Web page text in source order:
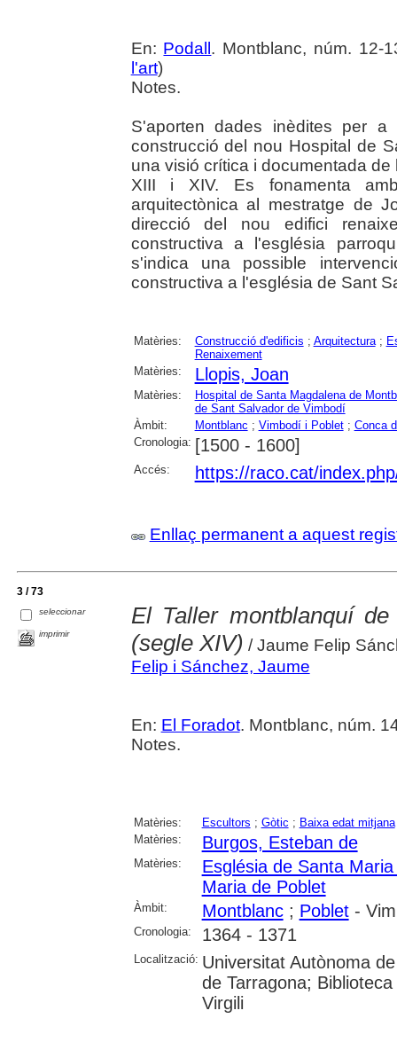
En: Podall . Montblanc, núm. 12-
l'art)
Notes.
S'aporten dades inèdites per
construcció del nou Hospital de
una visió crítica i documentada
XIII i XIV. Es fonamenta
arquitectònica al mestratge de
direcció del nou edifici
constructiva a l'església
s'indica una possible
constructiva a l'església de Sant
Matèries: Construcció d'edificis ; Arquitectura;
Renaixement
Matèries:
Llopis, Joan
Matèries:
Hospital de Santa Magdalena de
de Sant Salvador de Vimbodí
Àmbit:
Montblanc ; Vimbodí i Poblet; Conca
Cronologia: [1500 - 1600]
Accés: https://raco.cat/
Enllaç permanent a aquest
3 / 73
seleccionar
imprimir
El Taller montblanquí
(segle XIV) / Jaume Felip
Felip i Sánchez, Jaume
En: El Foradot. Montblanc, núm.
Notes.
Matèries: Escultors ; Gòtic ; Baixa edat mitjana
Matèries:
Burgos, Esteban de
Matèries:
Església de Santa
Maria de Poblet
Àmbit: Montblanc; Poblet-
Cronologia: 1364 - 1371
Localització: Universitat Autònoma
de Tarragona;
Virgili